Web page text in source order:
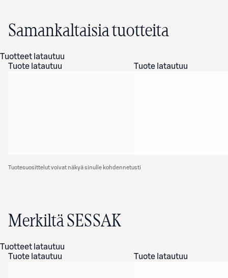
Samankaltaisia tuotteita
Tuotteet latautuu
Tuote latautuu
Tuote latautuu
Tuotesuosittelut voivat näkyä sinulle kohdennetusti
Merkiltä SESSAK
Tuotteet latautuu
Tuote latautuu
Tuote latautuu